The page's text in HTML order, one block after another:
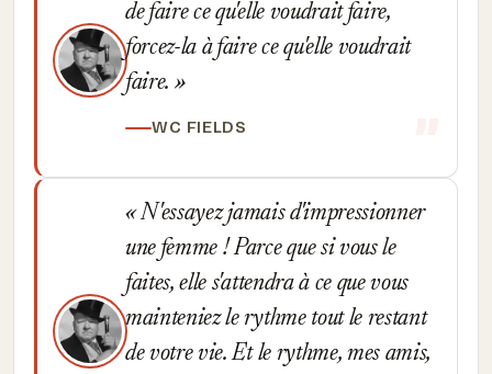
de faire ce qu'elle voudrait faire,
forcez-la à faire ce qu'elle voudrait
faire.
WC FIELDS
N'essayez jamais d'impressionner
une femme ! Parce que si vous le
faites, elle s'attendra à ce que vous
mainteniez le rythme tout le restant
de votre vie. Et le rythme, mes amis,